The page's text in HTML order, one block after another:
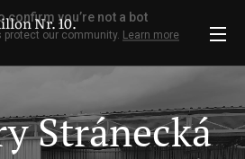
Nr. 10.
Stránecká